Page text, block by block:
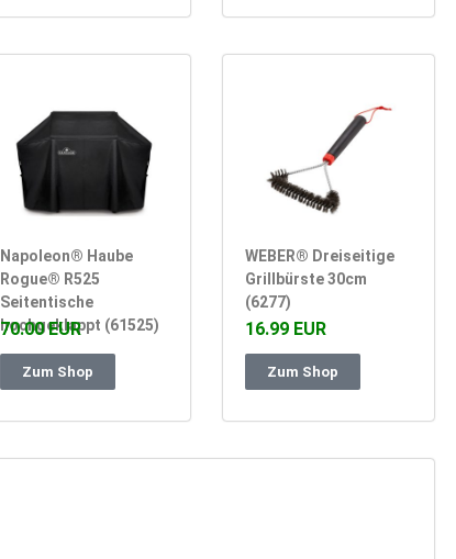
Napoleon® Haube
Rogue® R525
Seitentische
hochgeklappt (61525)
70.00 EUR
Zum Shop
WEBER® Dreiseitige
Grillbürste 30cm
(6277)
16.99 EUR
Zum Shop